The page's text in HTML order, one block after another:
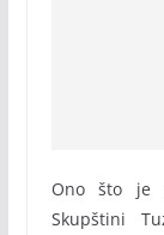
Ono što je
Skupštini